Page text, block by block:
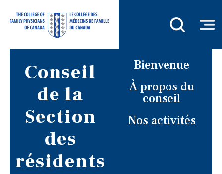
Conseil
de la
Section
des
résidents
Bienvenue
À propos du
conseil
Nos activités